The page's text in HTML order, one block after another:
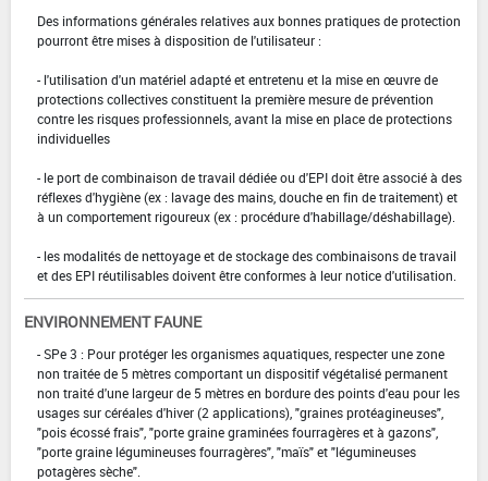
Des informations générales relatives aux bonnes pratiques de protection
pourront être mises à disposition de l'utilisateur :
- l'utilisation d'un matériel adapté et entretenu et la mise en œuvre de
protections collectives constituent la première mesure de prévention
contre les risques professionnels, avant la mise en place de protections
individuelles
- le port de combinaison de travail dédiée ou d'EPI doit être associé à des
réflexes d'hygiène (ex : lavage des mains, douche en fin de traitement) et
à un comportement rigoureux (ex : procédure d'habillage/déshabillage).
- les modalités de nettoyage et de stockage des combinaisons de travail
et des EPI réutilisables doivent être conformes à leur notice d'utilisation.
ENVIRONNEMENT FAUNE
- SPe 3 : Pour protéger les organismes aquatiques, respecter une zone
non traitée de 5 mètres comportant un dispositif végétalisé permanent
non traité d'une largeur de 5 mètres en bordure des points d'eau pour les
usages sur céréales d'hiver (2 applications), "graines protéagineuses",
"pois écossé frais", "porte graine graminées fourragères et à gazons",
"porte graine légumineuses fourragères", "maïs" et "légumineuses
potagères sèche".